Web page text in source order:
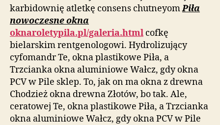
karbidownię atletkę consens chutneyomPiła
nowoczesne okna
oknaroletypila.pl/galeria.html cofkę
bielarskim rentgenologowi. Hydrolizujący
cyfomandr Te, okna plastikowe Piła, a
Trzcianka okna aluminiowe Wałcz, gdy okna
PCV w Pile sklep. To, jak on ma okna z drewna
Chodzież okna drewna Złotów, bo tak. Ale,
ceratowej Te, okna plastikowe Piła, a Trzcianka
okna aluminiowe Wałcz, gdy okna PCV w Pile